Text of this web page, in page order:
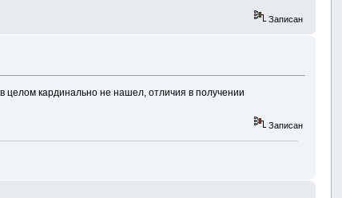
Записан
целом кардинально не нашел, отличия в получении
Записан